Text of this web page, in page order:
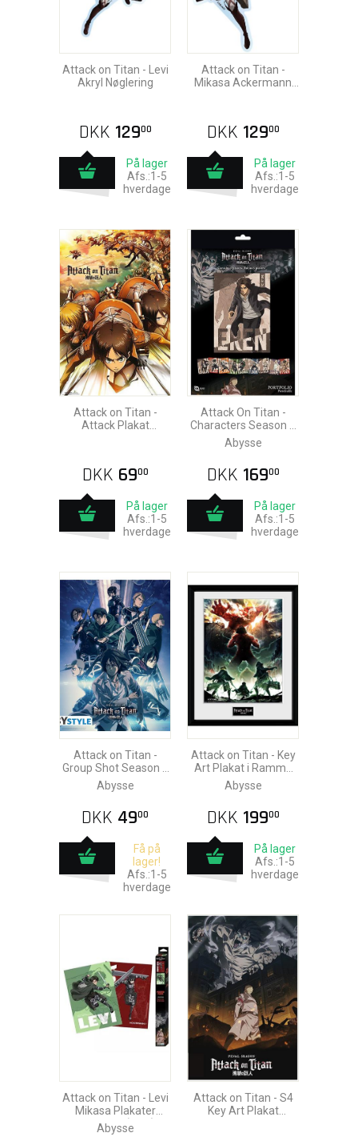
Attack on Titan - Levi
Akryl Nøglering
DKK 12900
På lager
Afs.:1-5
hverdage
Attack on Titan -
Mikasa Ackermann
DKK 12900
På lager
Afs.:1-5
hverdage
Attack on Titan -
Attack Plakat
DKK 6900
På lager
Afs.:1-5
hverdage
Attack On Titan -
Characters Season 4
Plakater 21x29,7cm
(9stk)
Abysse
DKK 16900
På lager
Afs.:1-5
hverdage
Attack on Titan -
Group Shot Season 4
Plakat 52x38cm
Abysse
DKK 4900
Få på
lager!
Afs.:1-5
hverdage
Attack on Titan - Key
Art Plakat i Ramme
30x40cm
Abysse
DKK 19900
På lager
Afs.:1-5
hverdage
Attack on Titan - Levi
Mikasa Plakater
52x38cm (2stk)
Abysse
Attack on Titan - S4
Key Art Plakat